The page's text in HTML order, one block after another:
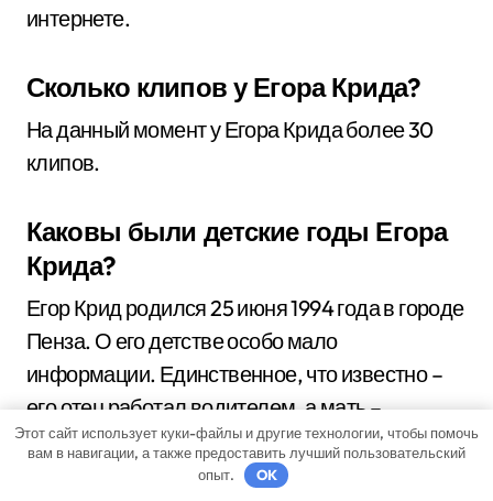
интернете.
Сколько клипов у Егора Крида?
На данный момент у Егора Крида более 30
клипов.
Каковы были детские годы Егора
Крида?
Егор Крид родился 25 июня 1994 года в городе
Пенза. О его детстве особо мало
информации. Единственное, что известно –
его отец работал водителем, а мать –
грузчицей.
Этот сайт использует куки-файлы и другие технологии, чтобы помочь
вам в навигации, а также предоставить лучший пользовательский
опыт.
OK